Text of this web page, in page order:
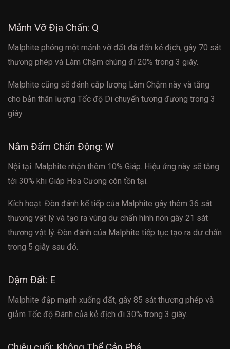
Mảnh Vỡ Địa Chấn: Q
Malphite phóng một mảnh vỡ đất đá đến kẻ địch, gây 70 sát
thương phép và Làm Chậm chúng đi 20% trong 3 giây.
Malphite cũng sẽ đánh cắp lượng Làm Chậm này và tăng
cho bản thân lượng Tốc độ Di chuyển tương đương trong 3
giây.
Nắm Đấm Chấn Động: W
Nội tại: Malphite nhận thêm 10% Giáp. Hiệu ứng này sẽ tăng
tới 30% khi Giáp Hoa Cương còn tồn tại.
Kích hoạt: Đòn đánh kế tiếp của Malphite gây thêm 36 sát
thương vật lý và tạo ra vùng dư chấn hình nón gây 21 sát
thương vật lý. Đòn đánh của Malphite tiếp tục tạo ra dư chấn
trong 5 giây sau đó.
Dậm Đất: E
Malphite đập mạnh xuống đất, gây 85 sát thương phép và
giảm Tốc độ Đánh của kẻ địch đi 30% trong 3 giây.